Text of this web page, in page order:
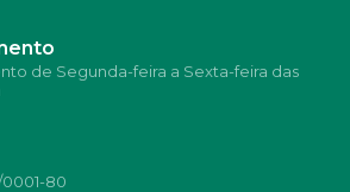
de Segunda-feira a Sexta-feira das
0001-80